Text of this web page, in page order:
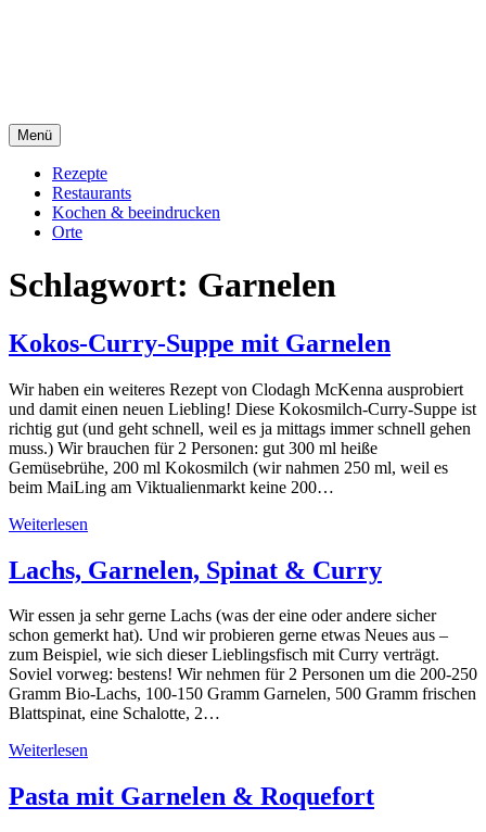
Menü
Rezepte
Restaurants
Kochen & beeindrucken
Orte
Schlagwort: Garnelen
Kokos-Curry-Suppe mit Garnelen
Wir haben ein weiteres Rezept von Clodagh McKenna ausprobiert
und damit einen neuen Liebling! Diese Kokosmilch-Curry-Suppe ist
richtig gut (und geht schnell, weil es ja mittags immer schnell gehen
muss.) Wir brauchen für 2 Personen: gut 300 ml heiße
Gemüsebrühe, 200 ml Kokosmilch (wir nahmen 250 ml, weil es
beim MaiLing am Viktualienmarkt keine 200…
Weiterlesen
Lachs, Garnelen, Spinat & Curry
Wir essen ja sehr gerne Lachs (was der eine oder andere sicher
schon gemerkt hat). Und wir probieren gerne etwas Neues aus –
zum Beispiel, wie sich dieser Lieblingsfisch mit Curry verträgt.
Soviel vorweg: bestens! Wir nehmen für 2 Personen um die 200-250
Gramm Bio-Lachs, 100-150 Gramm Garnelen, 500 Gramm frischen
Blattspinat, eine Schalotte, 2…
Weiterlesen
Pasta mit Garnelen & Roquefort